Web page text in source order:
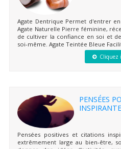
Agate Dentrique Permet d'entrer
Agate Naturelle Pierre féminine,
de cultiver la confiance en soi et
soi-même. Agate Teintée Bleue
Cliquez
PENSÉES
Pensées positives et citations
extrêmement large au bien-être,